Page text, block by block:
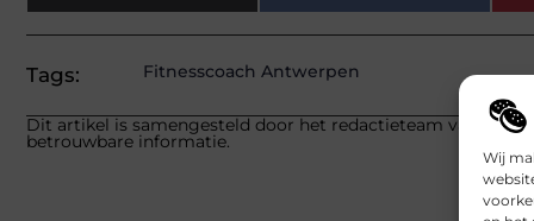
Wij
Tags: Fitnesscoach Antwerpen
Dit artikel is samengesteld door het redactieteam van
betrouwbare informatie.